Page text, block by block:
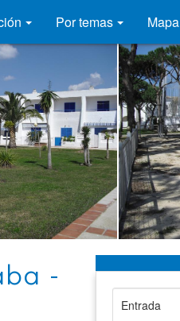
Por temas Mapa
-